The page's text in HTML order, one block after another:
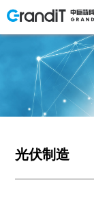
ABOUT US
我们
产品
R&D
研发
NEWS
新闻
中心
HUMAN
RESOURCES
人力
资源
INVESTOR
RELATIONS
投资
者关
系
光伏制造